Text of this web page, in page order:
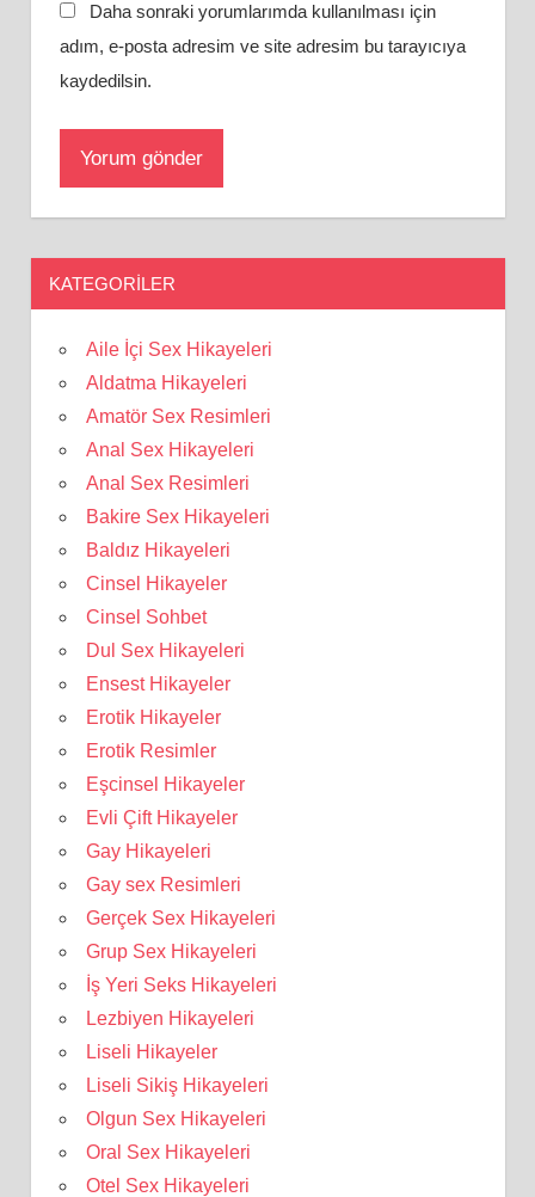
Daha sonraki yorumlarımda kullanılması için
adım, e-posta adresim ve site adresim bu tarayıcıya
kaydedilsin.
KATEGORILER
Aile İçi Sex Hikayeleri
Aldatma Hikayeleri
Amatör Sex Resimleri
Anal Sex Hikayeleri
Anal Sex Resimleri
Bakire Sex Hikayeleri
Baldız Hikayeleri
Cinsel Hikayeler
Cinsel Sohbet
Dul Sex Hikayeleri
Ensest Hikayeler
Erotik Hikayeler
Erotik Resimler
Eşcinsel Hikayeler
Evli Çift Hikayeler
Gay Hikayeleri
Gay sex Resimleri
Gerçek Sex Hikayeleri
Grup Sex Hikayeleri
İş Yeri Seks Hikayeleri
Lezbiyen Hikayeleri
Liseli Hikayeler
Liseli Sikiş Hikayeleri
Olgun Sex Hikayeleri
Oral Sex Hikayeleri
Otel Sex Hikayeleri